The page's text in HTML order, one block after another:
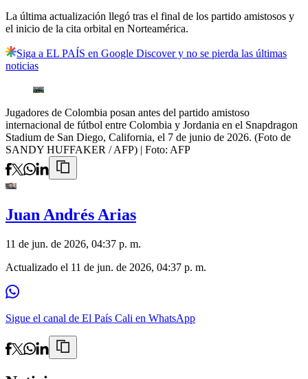
La última actualización llegó tras el final de los partido amistosos y
el inicio de la cita orbital en Norteamérica.
Siga a EL PAÍS en Google Discover y no se pierda las últimas
noticias
Jugadores de Colombia posan antes del partido amistoso
internacional de fútbol entre Colombia y Jordania en el Snapdragon
Stadium de San Diego, California, el 7 de junio de 2026. (Foto de
SANDY HUFFAKER / AFP) | Foto: AFP
Juan Andrés Arias
11 de jun. de 2026, 04:37 p. m.
Actualizado el 11 de jun. de 2026, 04:37 p. m.
Sigue el canal de El País Cali en WhatsApp